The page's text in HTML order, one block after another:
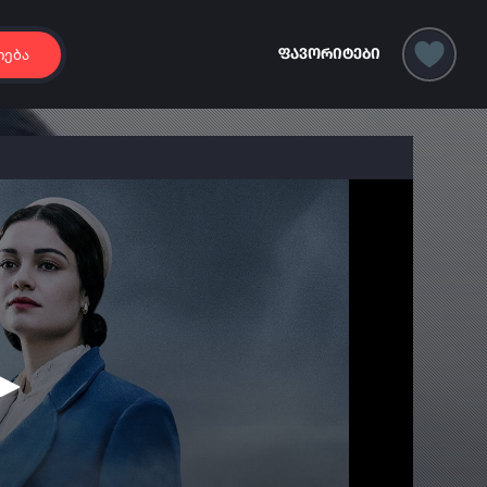
ფავორიტები